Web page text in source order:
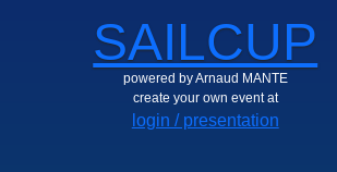
SAILCUP
powered by Arnaud MANTE
create your own event at
login / presentation